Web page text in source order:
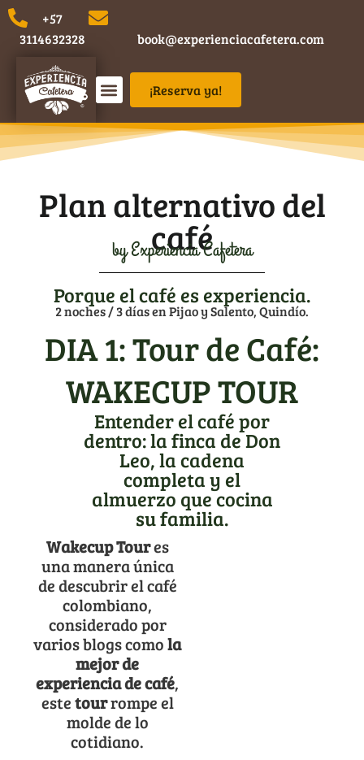
​+57
3114632328
book@experienciacafetera.com
¡Reserva ya!
Plan alternativo del
café
by Experiencia Cafetera
Porque el café es experiencia.
2 noches / 3 días en Pijao y Salento, Quindío.
DIA 1: Tour de Café:
WAKECUP TOUR
Entender el café por
dentro: la finca de Don
Leo, la cadena
completa y el
almuerzo que cocina
su familia.
Wakecup Toures
una manera única
de descubrir el café
colombiano,
considerado por
varios blogs comola
mejor de
experiencia de café,
estetourrompe el
molde de lo
cotidiano.